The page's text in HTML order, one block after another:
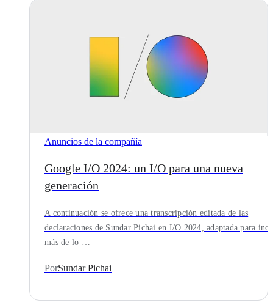
Anuncios de la compañía
Google I/O 2024: un I/O para una nueva
generación
A continuación se ofrece una transcripción editada de las
declaraciones de Sundar Pichai en I/O 2024, adaptada para
más de lo …
PorSundar Pichai